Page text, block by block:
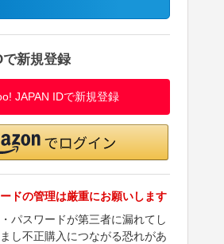
新規登録
JAPAN IDで新規登録
ドの管理は厳重にお願いします
パスワードが第三者に漏れてし
し不正購入につながる恐れがあ